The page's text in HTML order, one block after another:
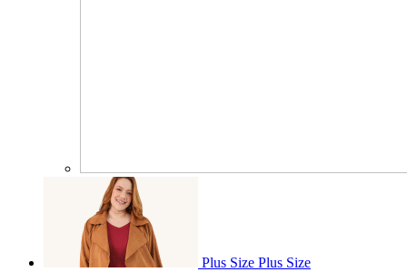
Plus Size Plus Size